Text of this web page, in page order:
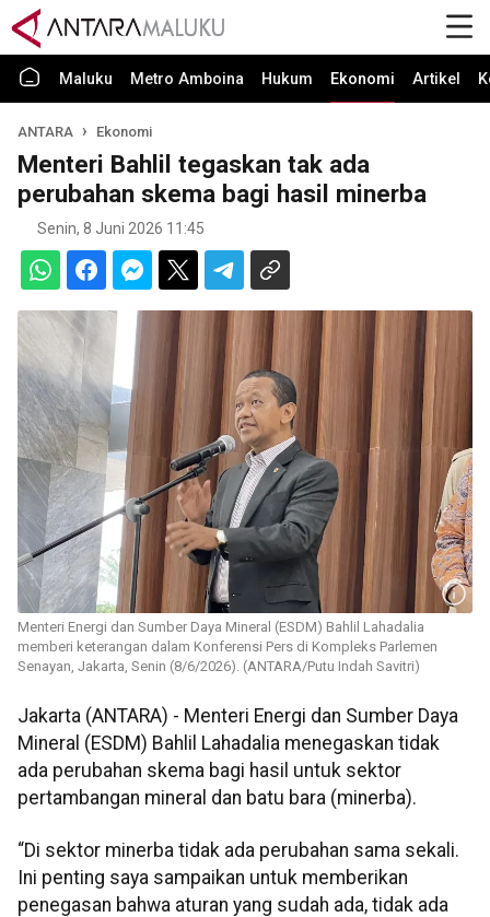
Maluku Metro Amboina Hukum Ekonomi Artikel
ANTARA Ekonomi
Menteri Bahlil tegaskan tak ada
perubahan skema bagi hasil minerba
Senin, 8 Juni 2026 11:45
Menteri Energi dan Sumber Daya Mineral (ESDM) Bahlil Lahadalia
memberi keterangan dalam Konferensi Pers di Kompleks Parlemen
Senayan, Jakarta, Senin (8/6/2026). (ANTARA/Putu Indah Savitri)
Jakarta (ANTARA) - Menteri Energi dan Sumber Daya
Mineral (ESDM) Bahlil Lahadalia menegaskan tidak
ada perubahan skema bagi hasil untuk sektor
pertambangan mineral dan batu bara (minerba).
“Di sektor minerba tidak ada perubahan sama sekali.
Ini penting saya sampaikan untuk memberikan
penegasan bahwa aturan yang sudah ada, tidak ada